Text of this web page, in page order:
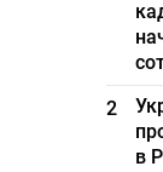
2
в